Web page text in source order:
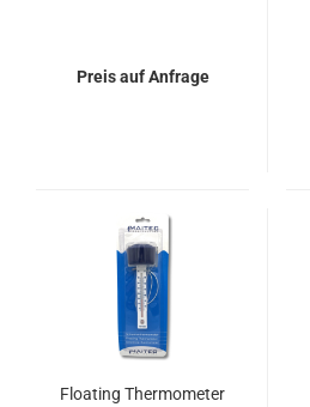
Preis auf Anfrage
Floating Thermometer